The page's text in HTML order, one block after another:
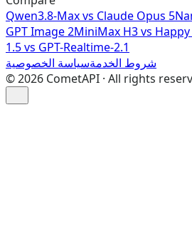
Qwen3.8-Max vs Claude Opus 5
GPT Image 2MiniMax H3 vs Happy
1.5 vs GPT-Realtime-2.1
شروط الخدمةسياسة الخصوصية
©2026 CometAPI · All rights